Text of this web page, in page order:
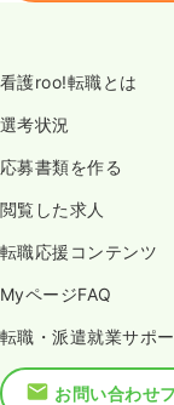
看護roo!転職とは
選考状況
応募書類を作る
閲覧した求人
転職応援コンテンツ
MyページFAQ
転職・派遣就業サポ
お問い合わせ